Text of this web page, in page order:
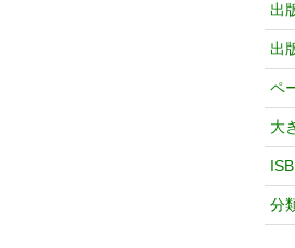
出
出
ペ
大
分